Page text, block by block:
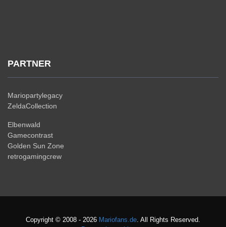
PARTNER
Mariopartylegacy
ZeldaCollection
Elbenwald
Gamecontrast
Golden Sun Zone
retrogamingcrew
Copyright © 2008 - 2026 Mariofans.de. All Rights Reserved.